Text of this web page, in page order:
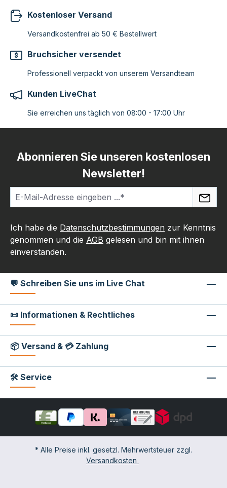
Kostenloser Versand
Versandkostenfrei ab 50 € Bestellwert
Bruchsicher versendet
Professionell verpackt von unserem Versandteam
Kunden LiveChat
Sie erreichen uns täglich von 08:00 - 17:00 Uhr
Abonnieren Sie unseren kostenlosen
Newsletter!
Ich habe die Datenschutzbestimmungen zur Kenntnis
genommen und die AGB gelesen und bin mit ihnen
einverstanden.
💬 Schreiben Sie uns im Live Chat
📜 Informationen & Rechtliches
📦 Versand & 💳 Zahlung
🛠 Service
* Alle Preise inkl. gesetzl. Mehrwertsteuer zzgl.
Versandkosten